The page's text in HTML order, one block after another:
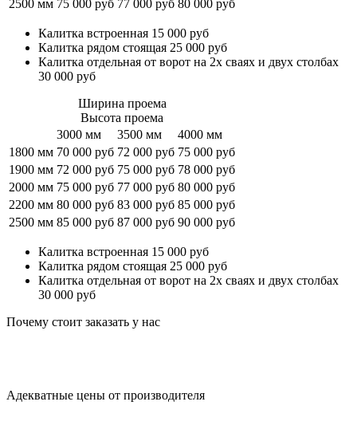
2500 мм 75 000 руб 77 000 руб 80 000 руб
Калитка встроенная 15 000 руб
Калитка рядом стоящая 25 000 руб
Калитка отдельная от ворот на 2х сваях и двух столбах
30 000 руб
Ширина проема
Высота проема
3000 мм
3500 мм
4000 мм
1800 мм 70 000 руб 72 000 руб 75 000 руб
1900 мм 72 000 руб 75 000 руб 78 000 руб
2000 мм 75 000 руб 77 000 руб 80 000 руб
2200 мм 80 000 руб 83 000 руб 85 000 руб
2500 мм 85 000 руб 87 000 руб 90 000 руб
Калитка встроенная 15 000 руб
Калитка рядом стоящая 25 000 руб
Калитка отдельная от ворот на 2х сваях и двух столбах
30 000 руб
Почему стоит заказать у нас
Адекватные цены от производителя